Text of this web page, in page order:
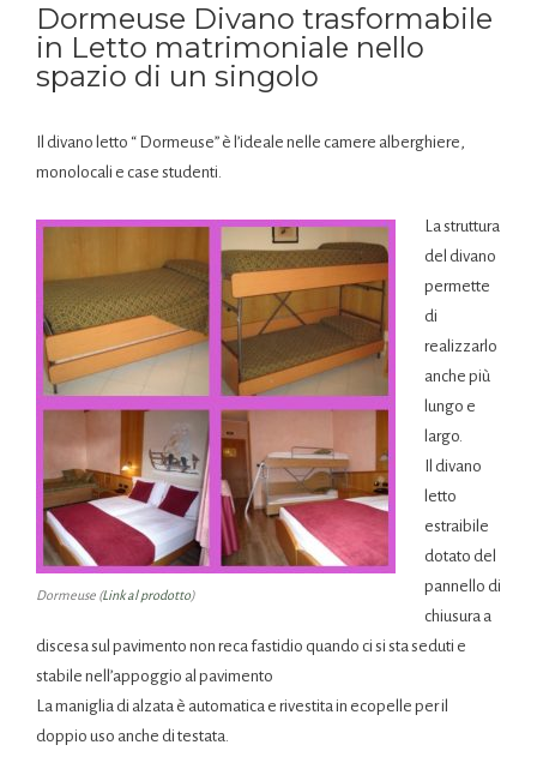
Dormeuse Divano trasformabile
in Letto matrimoniale nello
spazio di un singolo
Il divano letto “ Dormeuse” è l’ideale nelle camere alberghiere,
monolocali e case studenti.
Dormeuse (Link al prodotto)
La struttura
del divano
permette
di
realizzarlo
anche più
lungo e
largo.
Il divano
letto
estraibile
dotato del
pannello di
chiusura a
discesa sul pavimento non reca fastidio quando ci si sta seduti e
stabile nell’appoggio al pavimento
La maniglia di alzata è automatica e rivestita in ecopelle per il
doppio uso anche di testata.